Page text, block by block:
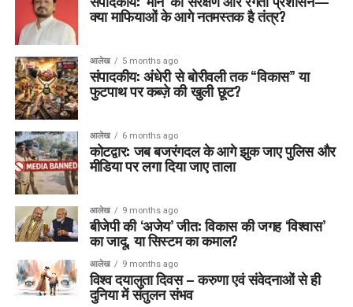
क्या माफियाओं के आगे नतमस्तक है तंत्र?
आलेख 5 months ago
संपादकीय: अंधेरी से बोरीवली तक “विकास” या
फुटपाथ पर कब्ज़े की खुली छूट?
आलेख 6 months ago
कोटद्वार: जब बजरंगदल के आगे झुक जाए पुलिस और
मीडिया पर लगा दिया जाए ताला
आलेख 9 months ago
बीजेपी की ‘अजेय’ जीत: विकास की जगह ‘विश्वास’
का जादू, या सिस्टम का कमाल?
आलेख 9 months ago
विश्व दयालुता दिवस – करुणा एवं संवेदनाओं से ही
दुनिया में संतुलन संभव